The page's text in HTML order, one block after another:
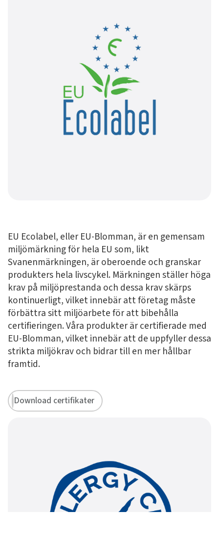
EU Ecolabel, eller EU-Blomman, är en gemensam
miljömärkning för hela EU som, likt
Svanenmärkningen, är oberoende och granskar
produkters hela livscykel. Märkningen ställer höga
krav på miljöprestanda och dessa krav skärps
kontinuerligt, vilket innebär att företag måste
förbättra sitt miljöarbete för att bibehålla
certifieringen. Våra produkter är certifierade med
EU-Blomman, vilket innebär att de uppfyller dessa
strikta miljökrav och bidrar till en mer hållbar
framtid.
Download certifikater